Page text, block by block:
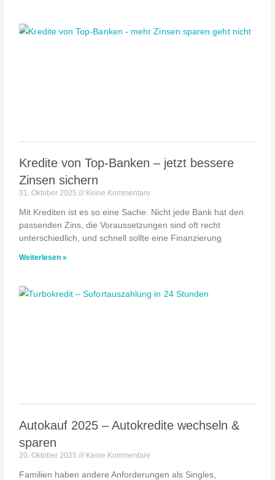
Kredite von Top-Banken – jetzt bessere
Zinsen sichern
31. Oktober 2025 Keine Kommentare
Mit Krediten ist es so eine Sache. Nicht jede Bank hat den
passenden Zins, die Voraussetzungen sind oft recht
unterschiedlich, und schnell sollte eine Finanzierung
Weiterlesen »
Autokauf 2025 – Autokredite wechseln &
sparen
20. Oktober 2025 Keine Kommentare
Familien haben andere Anforderungen als Singles,